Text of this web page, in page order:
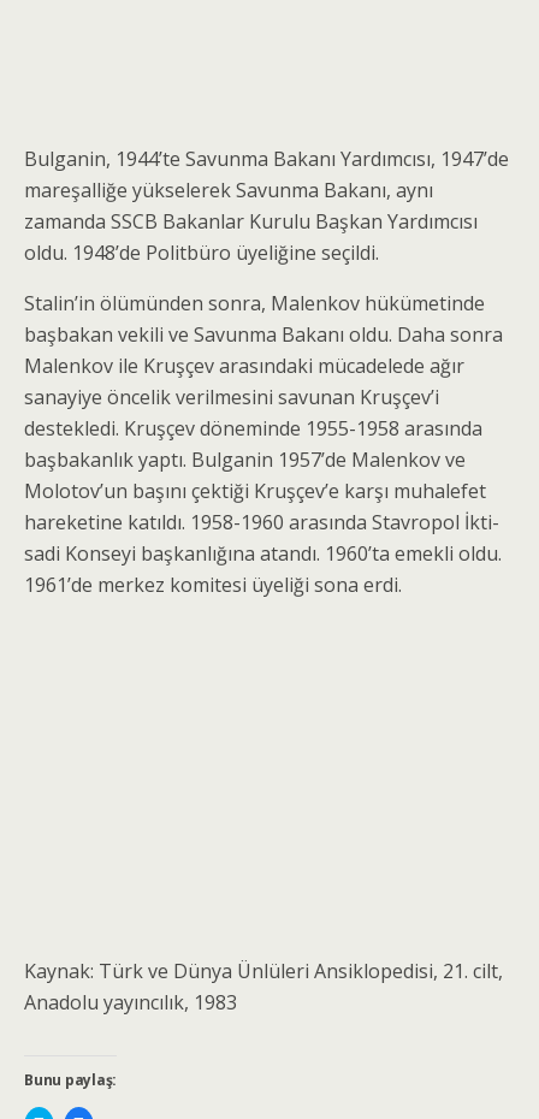
Bulganin, 1944’te Savunma Bakanı Yardımcısı, 1947’de
mareşalliğe yükselerek Savunma Bakanı, aynı
zamanda SSCB Bakanlar Kurulu Başkan Yardımcısı
oldu. 1948’de Politbüro üyeliğine seçildi.
Stalin’in ölümünden sonra, Malenkov hüküme­tinde
başbakan vekili ve Savunma Bakanı oldu. Daha sonra
Malenkov ile Kruşçev arasındaki mücadelede ağır
sanayiye öncelik verilmesini savunan Kruşçev’i
destekledi. Kruşçev döneminde 1955-1958 arasında
başbakanlık yaptı. Bulganin 1957’de Malenkov ve
Molotov’un başını çektiği Kruşçev’e karşı muhalefet
hareketine katıldı. 1958-1960 arasında Stavropol İkti­
sadi Konseyi başkanlığına atandı. 1960’ta emekli oldu.
1961’de merkez komitesi üyeliği sona erdi.
Kaynak: Türk ve Dünya Ünlüleri Ansiklopedisi, 21. cilt,
Anadolu yayıncılık, 1983
Bunu paylaş: